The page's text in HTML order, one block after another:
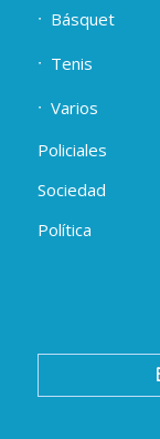
Básquet
Tenis
Varios
Policiales
Sociedad
Política